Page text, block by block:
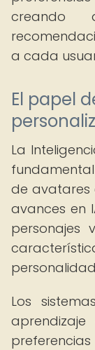
creando
a cada
El papel
La
de avatares
avances en
personajes
Los